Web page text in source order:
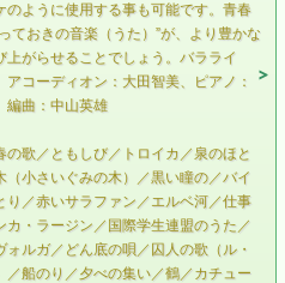
のように使用する事も可能です。青春
ておきの音楽（うた）”が、より豊かな
上がらせることでしょう。バラライ
アコーディオン：大田智美、ピアノ：
編曲：中山英雄
の歌／ともしび／トロイカ／泉のほと
（小さいぐみの木）／黒い瞳の／バイ
り／赤いサラファン／エルベ河／仕事
カ・ラージン／国際学生連盟のうた／
ォルガ／どん底の唄／囚人の歌（ル・
／船のり／夕べの集い／鶴／カチュー